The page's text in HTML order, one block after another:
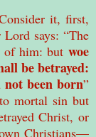
it, first,
says: “The
of him: but woe
be betrayed:
been born”
mortal sin but
Christ, or
Christians—